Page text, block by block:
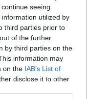
seeing
utilized by
third parties prior to
of the further
by third parties on the
information may
on the IAB’s List of
disclose it to other
Forum, ami
értékes üzleti
érdekében.
Transzatlanti
(TTIP) a
legjelentősebb